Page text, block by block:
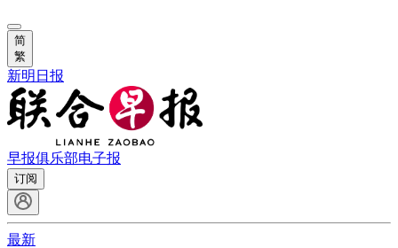
简
繁
新明日报
早报俱乐部电子报
订阅
最新